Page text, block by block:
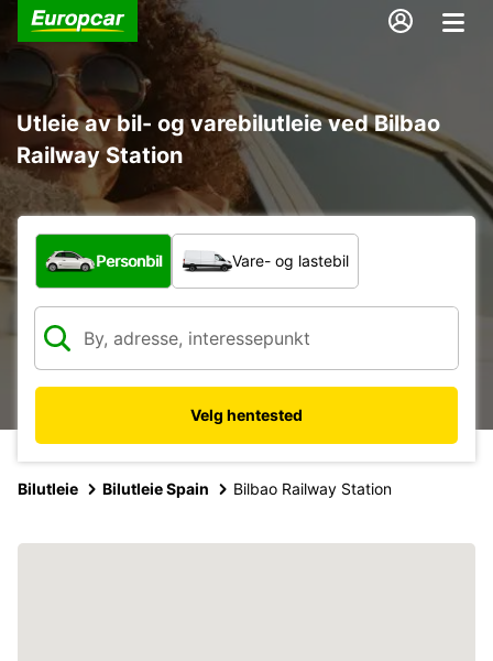
Utleie av bil- og varebilutleie ved Bilbao
Railway Station
Hvilken type bil?
Personbil Vare- og lastebil
Velg hentested
Bilutleie Bilutleie Spain Bilbao Railway Station